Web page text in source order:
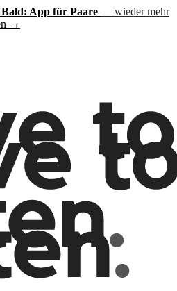
Bald: App für Paare — wieder mehr
→